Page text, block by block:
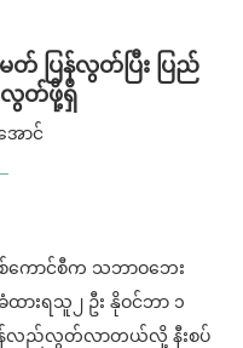
တ် ပြန်လွတ်ပြီး ပြည်
လွတ်ဖို့ရှိ
ောင်
စ်ကောင်စီက သဘာဝဘေး
ထားရသူ၂ ဦး နိုဝင်ဘာ ၁
န်လည်လွတ်လာတယ်လို့ နီးစပ်